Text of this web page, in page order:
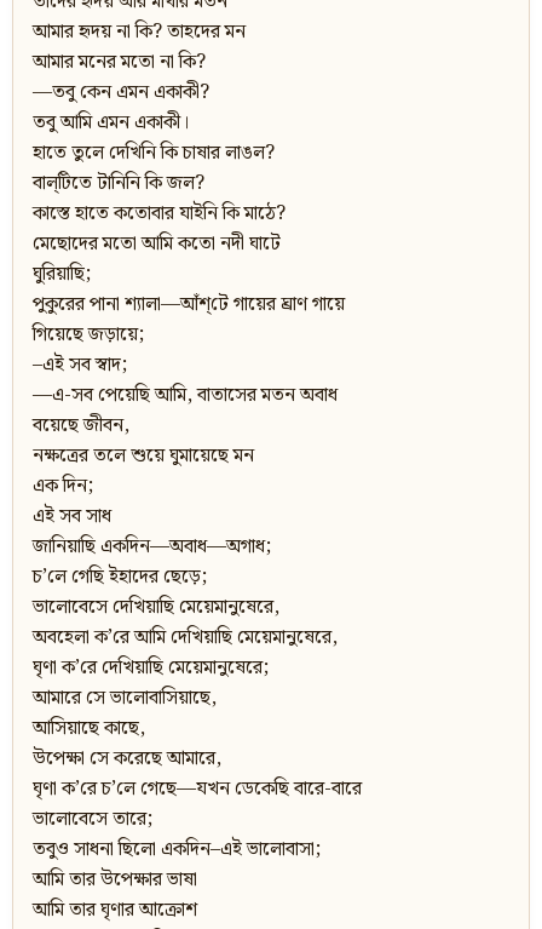
আমার হৃদয় না কি? তাহদের মন
আমার মনের মতো না কি?
—তবু কেন এমন একাকী?
তবু আমি এমন একাকী।
হাতে তুলে দেখিনি কি চাষার লাঙল?
বাল্‌টিতে টানিনি কি জল?
কাস্তে হাতে কতোবার যাইনি কি মাঠে?
মেছোদের মতো আমি কতো নদী ঘাটে
ঘুরিয়াছি;
পুকুরের পানা শ্যালা—আঁশ্‌টে গায়ের ঘ্রাণ গায়ে
গিয়েছে জড়ায়ে;
–এই সব স্বাদ;
—এ-সব পেয়েছি আমি, বাতাসের মতন অবাধ
বয়েছে জীবন,
নক্ষত্রের তলে শুয়ে ঘুমায়েছে মন
এক দিন;
এই সব সাধ
জানিয়াছি একদিন—অবাধ—অগাধ;
চ’লে গেছি ইহাদের ছেড়ে;
ভালোবেসে দেখিয়াছি মেয়েমানুষেরে,
অবহেলা ক’রে আমি দেখিয়াছি মেয়েমানুষেরে,
ঘৃণা ক’রে দেখিয়াছি মেয়েমানুষেরে;
আমারে সে ভালোবাসিয়াছে,
আসিয়াছে কাছে,
উপেক্ষা সে করেছে আমারে,
ঘৃণা ক’রে চ’লে গেছে—যখন ডেকেছি বারে-বারে
ভালোবেসে তারে;
তবুও সাধনা ছিলো একদিন–এই ভালোবাসা;
আমি তার উপেক্ষার ভাষা
আমি তার ঘৃণার আক্রোশ